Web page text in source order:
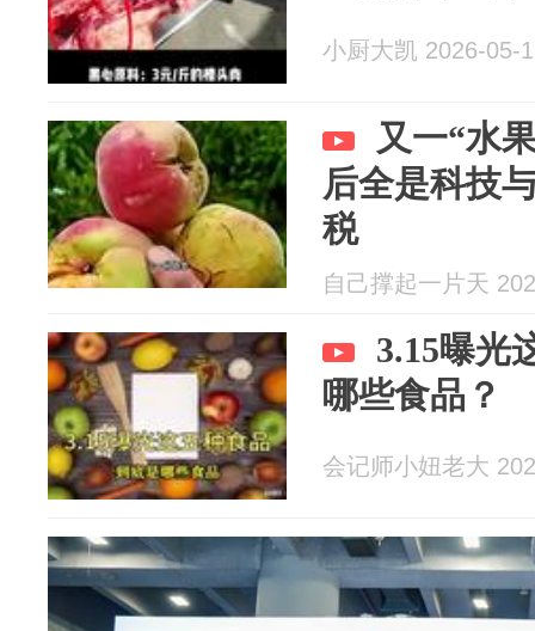
小厨大凯 2026-05-
又一“水
后全是科技
税
自己撑起一片天
3.15曝光
哪些食品？
会记师小妞老大